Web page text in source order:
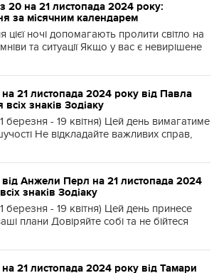
20 на 21 листопада 2024 року:
за місячним календарем
цієї ночі допомагають пролити світло на
та ситуації Якщо у вас є невирішене
21 листопада 2024 року від Павла
знаків Зодіаку
березня - 19 квітня) Цей день вимагатиме
Не відкладайте важливих справ,
від Анжели Перл на 21 листопада 2024
знаків Зодіаку
березня - 19 квітня) Цей день принесе
плани Довіряйте собі та не бійтеся
21 листопада 2024 року від Тамари